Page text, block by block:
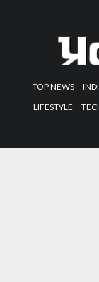
TOP NEWS
LIFESTYLE